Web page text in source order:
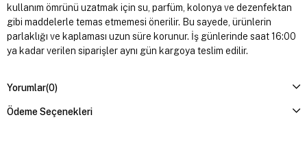
kullanım ömrünü uzatmak için su, parfüm, kolonya ve dezenfektan
gibi maddelerle temas etmemesi önerilir. Bu sayede, ürünlerin
parlaklığı ve kaplaması uzun süre korunur. İş günlerinde saat 16:00
ya kadar verilen siparişler aynı gün kargoya teslim edilir.
Yorumlar(0)
Ödeme Seçenekleri